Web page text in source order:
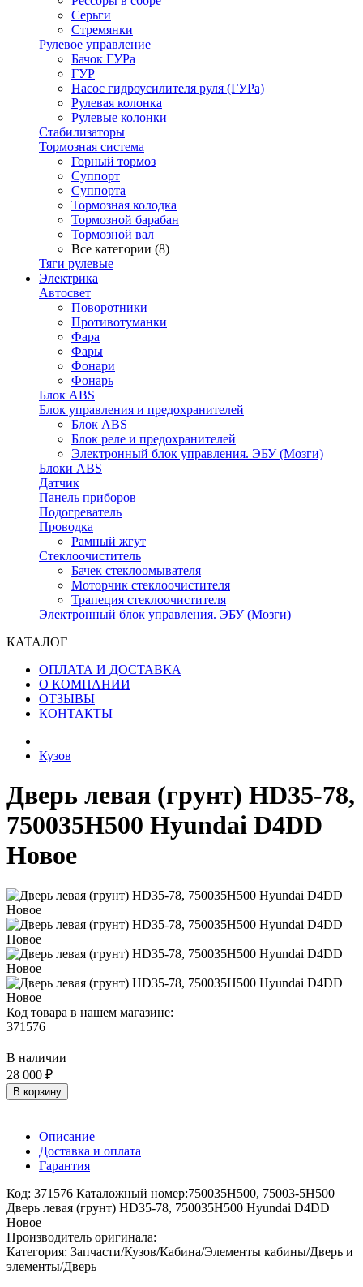
Серьги
Стремянки
Рулевое управление
Бачок ГУРа
ГУР
Насос гидроусилителя руля (ГУРа)
Рулевая колонка
Рулевые колонки
Стабилизаторы
Тормозная система
Горный тормоз
Суппорт
Суппорта
Тормозная колодка
Тормозной барабан
Тормозной вал
Все категории (8)
Тяги рулевые
Электрика
Автосвет
Поворотники
Противотуманки
Фара
Фары
Фонари
Фонарь
Блок ABS
Блок управления и предохранителей
Блок ABS
Блок реле и предохранителей
Электронный блок управления. ЭБУ (Мозги)
Блоки ABS
Датчик
Панель приборов
Подогреватель
Проводка
Рамный жгут
Стеклоочиститель
Бачек стеклоомывателя
Моторчик стеклоочистителя
Трапеция стеклоочистителя
Электронный блок управления. ЭБУ (Мозги)
КАТАЛОГ
ОПЛАТА И ДОСТАВКА
О КОМПАНИИ
ОТЗЫВЫ
КОНТАКТЫ
Кузов
Дверь левая (грунт) HD35-78,
750035H500 Hyundai D4DD
Новое
Код товара в нашем магазине:
371576
В наличии
28 000 ₽
В корзину
Описание
Доставка и оплата
Гарантия
Код: 371576 Каталожный номер:750035H500, 75003-5H500
Дверь левая (грунт) HD35-78, 750035H500 Hyundai D4DD
Новое
Производитель оригинала:
Категория: Запчасти/Кузов/Кабина/Элементы кабины/Дверь и
элементы/Дверь